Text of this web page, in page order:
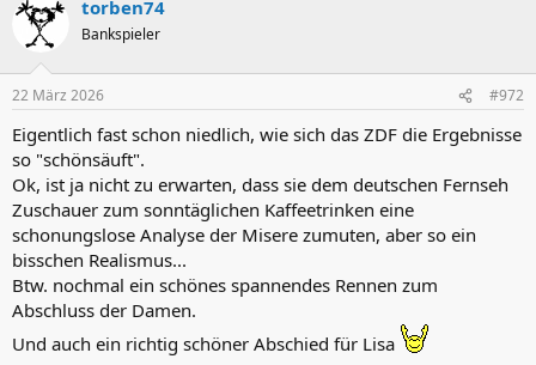
k
e
:
torben74
Bankspieler
22 März 2026 #972
Eigentlich fast schon niedlich, wie sich das ZDF die Ergebnisse
so "schönsäuft".
Ok, ist ja nicht zu erwarten, dass sie dem deutschen Fernseh
Zuschauer zum sonntäglichen Kaffeetrinken eine
schonungslose Analyse der Misere zumuten, aber so ein
bisschen Realismus...
Btw. nochmal ein schönes spannendes Rennen zum
Abschluss der Damen.
Und auch ein richtig schöner Abschied für Lisa